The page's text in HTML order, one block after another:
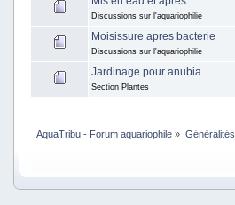
Discussions sur l'aquariophilie
Moisissure apres bacterie
Discussions sur l'aquariophilie
Jardinage pour anubia
Section Plantes
AquaTribu - Forum aquariophile » Généralités